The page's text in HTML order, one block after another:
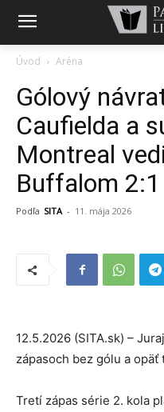
Úvod Aréna
Gólový
Caufielda a
Montreal
Buffalom
Podľa SITA - 11. mája 2026
12.5.2026 (SITA.sk) –
zápasoch bez gólu a
Tretí zápas série 2. kola